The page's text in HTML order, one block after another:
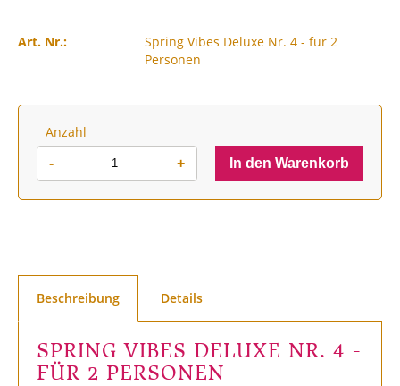
Art. Nr.:
Spring Vibes Deluxe Nr. 4 - für 2
Personen
Anzahl
- + In den Warenkorb
Beschreibung Details
SPRING VIBES DELUXE NR. 4 -
FÜR 2 PERSONEN